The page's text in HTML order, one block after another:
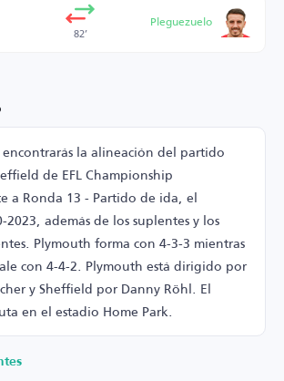
82’
Pleguezuelo
la alineación del partido
de EFL Championship
a Ronda 13 - Partido de ida, el
2023, además de los suplentes y los
Plymouth forma con 4-3-3 mientras
con 4-4-2. Plymouth está dirigido por
y Sheffield por Danny Röhl. El
en el estadio Home Park.